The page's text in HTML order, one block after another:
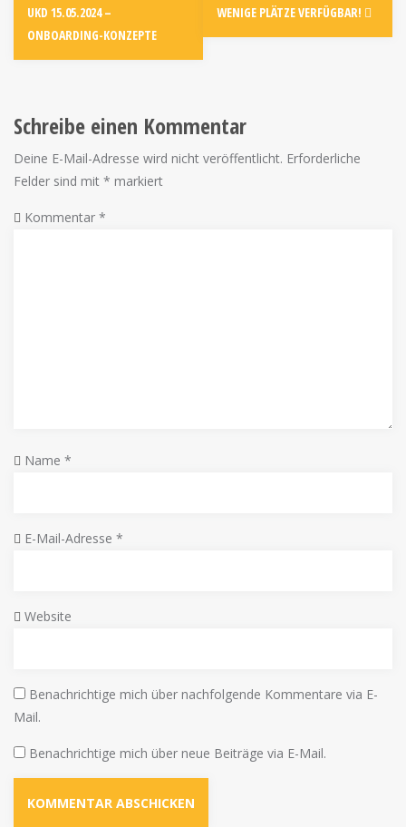
UKD 15.05.2024 –
ONBOARDING-KONZEPTE
WENIGE PLÄTZE VERFÜGBAR!
Schreibe einen Kommentar
Deine E-Mail-Adresse wird nicht veröffentlicht. Erforderliche
Felder sind mit * markiert
Kommentar *
Name *
E-Mail-Adresse *
Website
Benachrichtige mich über nachfolgende Kommentare via E-
Mail.
Benachrichtige mich über neue Beiträge via E-Mail.